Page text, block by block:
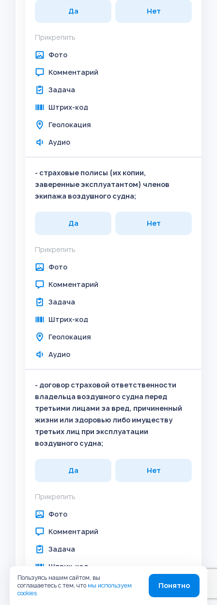
Да Нет
Прикрепить
Фото
Комментарий
Задача
Штрих-код
Геолокация
Аудио
- страховые полисы (их копии,
заверенные эксплуатантом) членов
экипажа воздушного судна;
Да Нет
Прикрепить
Фото
Комментарий
Задача
Штрих-код
Геолокация
Аудио
- договор страховой ответственности
владельца воздушного судна перед
третьими лицами за вред, причиненный
жизни или здоровью либо имуществу
третьих лиц при эксплуатации
воздушного судна;
Да Нет
Прикрепить
Фото
Комментарий
Задача
Штрих-код
Геолокация
Пользуясь нашим сайтом, вы
соглашаетесь с тем, что мы используем
cookies
Понятно